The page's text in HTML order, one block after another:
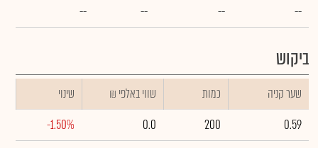
--
--
--
--
ביקוש
שער קניה כמות ₪ שווי באלפי
שינוי
0.59
200
0.0
-1.50%